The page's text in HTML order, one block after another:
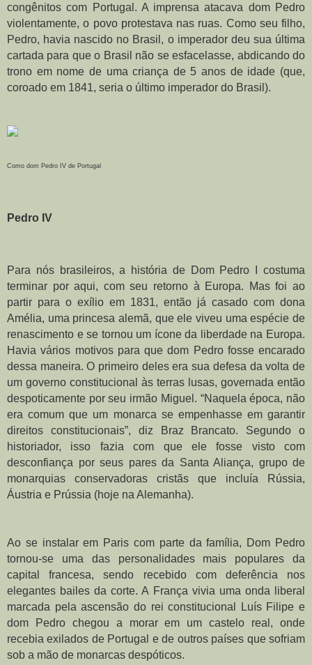
congênitos com Portugal. A imprensa atacava dom Pedro
violentamente, o povo protestava nas ruas. Como seu filho,
Pedro, havia nascido no Brasil, o imperador deu sua última
cartada para que o Brasil não se esfacelasse, abdicando do
trono em nome de uma criança de 5 anos de idade (que,
coroado em 1841, seria o último imperador do Brasil).
Como dom Pedro IV de Portugal
Pedro IV
Para nós brasileiros, a história de Dom Pedro I costuma
terminar por aqui, com seu retorno à Europa. Mas foi ao
partir para o exílio em 1831, então já casado com dona
Amélia, uma princesa alemã, que ele viveu uma espécie de
renascimento e se tornou um ícone da liberdade na Europa.
Havia vários motivos para que dom Pedro fosse encarado
dessa maneira. O primeiro deles era sua defesa da volta de
um governo constitucional às terras lusas, governada então
despoticamente por seu irmão Miguel. “Naquela época, não
era comum que um monarca se empenhasse em garantir
direitos constitucionais”, diz Braz Brancato. Segundo o
historiador, isso fazia com que ele fosse visto com
desconfiança por seus pares da Santa Aliança, grupo de
monarquias conservadoras cristãs que incluía Rússia,
Áustria e Prússia (hoje na Alemanha).
Ao se instalar em Paris com parte da família, Dom Pedro
tornou-se uma das personalidades mais populares da
capital francesa, sendo recebido com deferência nos
elegantes bailes da corte. A França vivia uma onda liberal
marcada pela ascensão do rei constitucional Luís Filipe e
dom Pedro chegou a morar em um castelo real, onde
recebia exilados de Portugal e de outros países que sofriam
sob a mão de monarcas despóticos.